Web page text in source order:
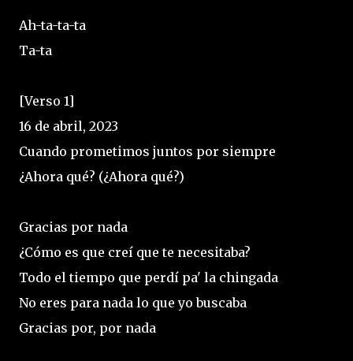
Ah-ta-ta-ta
Ta-ta
[Verso 1]
16 de abril, 2023
Cuando prometimos juntos por siempre
¿Ahora qué? (¿Ahora qué?)
Gracias por nada
¿Cómo es que creí que te necesitaba?
Todo el tiempo que perdí pa' la chingada
No eres para nada lo que yo buscaba
Gracias por, por nada